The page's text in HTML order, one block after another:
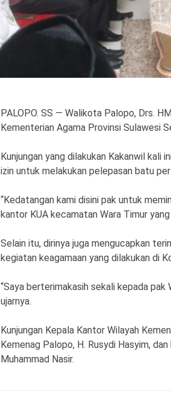
PALOPO. SS — Walikota Palopo, Drs.
Kementerian Agama Provinsi Sulawesi
Kunjungan yang dilakukan Kakanwil kali
izin untuk melakukan pelepasan batu
“Kedatangan kami disini pak untuk
kantor KUA kecamatan Wara Timur
Selain itu, dirinya juga mengucapkan
kegiatan keagamaan yang dilakukan di
“Saya berterimakasih sekali kepada
ujarnya.
Kunjungan Kepala Kantor Wilayah
Kemenag Palopo, H. Rusydi Hasyim,
Muhammad Nasir.